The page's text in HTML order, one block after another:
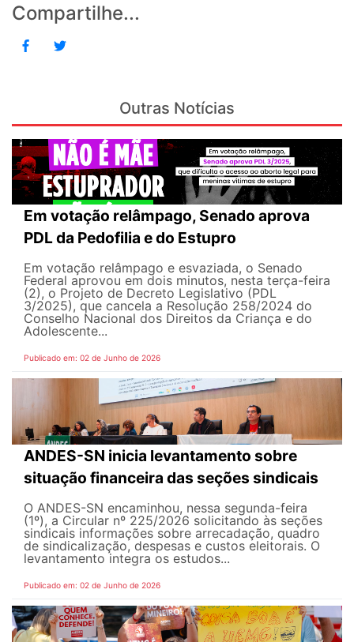
Compartilhe...
Outras Notícias
Em votação relâmpago, Senado aprova
PDL da Pedofilia e do Estupro
Em votação relâmpago e esvaziada, o Senado
Federal aprovou em dois minutos, nesta terça-feira
(2), o Projeto de Decreto Legislativo (PDL
3/2025), que cancela a Resolução 258/2024 do
Conselho Nacional dos Direitos da Criança e do
Adolescente...
Publicado em: 02 de Junho de 2026
ANDES-SN inicia levantamento sobre
situação financeira das seções sindicais
O ANDES-SN encaminhou, nessa segunda-feira
(1º), a Circular nº 225/2026 solicitando às seções
sindicais informações sobre arrecadação, quadro
de sindicalização, despesas e custos eleitorais. O
levantamento integra os estudos...
Publicado em: 02 de Junho de 2026